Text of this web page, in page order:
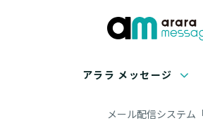
アララ メッセージ
メール配信システム